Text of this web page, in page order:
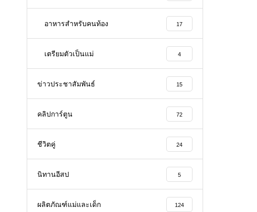
อาหารสําหรับคนท้อง 17
เตรียมตัวเป็นแม่ 4
ข่าวประชาสัมพันธ์ 15
คลิปการ์ตูน 72
ชีวิตคู่ 24
นิทานอีสป 5
ผลิตภัณฑ์แม่และเด็ก 124